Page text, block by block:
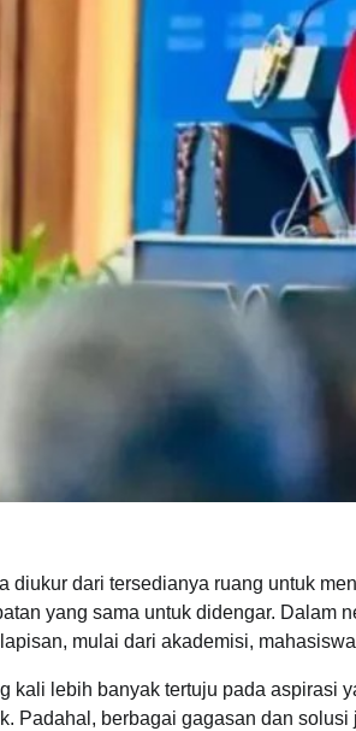
diukur dari tersedianya ruang untuk
yang sama untuk didengar. Dalam
mulai dari akademisi,
kali lebih banyak tertuju pada aspirasi
Padahal, berbagai gagasan dan